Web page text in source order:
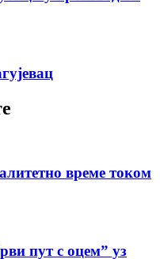
време током
пут с оцемˮ уз